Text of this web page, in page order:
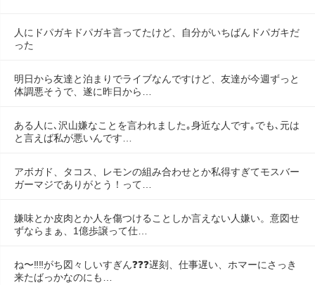
人にドパガキドパガキ言ってたけど、自分がいちばんドパガキだ
った
明日から友達と泊まりでライブなんですけど、友達が今週ずっと
体調悪そうで、遂に昨日から…
ある人に､沢山嫌なことを言われました｡身近な人です｡でも､元は
と言えば私が悪いんです…
アボガド、タコス、レモンの組み合わせとか私得すぎてモスバー
ガーマジでありがとう！って…
嫌味とか皮肉とか人を傷つけることしか言えない人嫌い。意図せ
ずならまぁ、1億歩譲って仕…
ね〜‼️‼️がち図々しいすぎん❓❓❓遅刻、仕事遅い、ホマーにさっき
来たばっかなのにも…